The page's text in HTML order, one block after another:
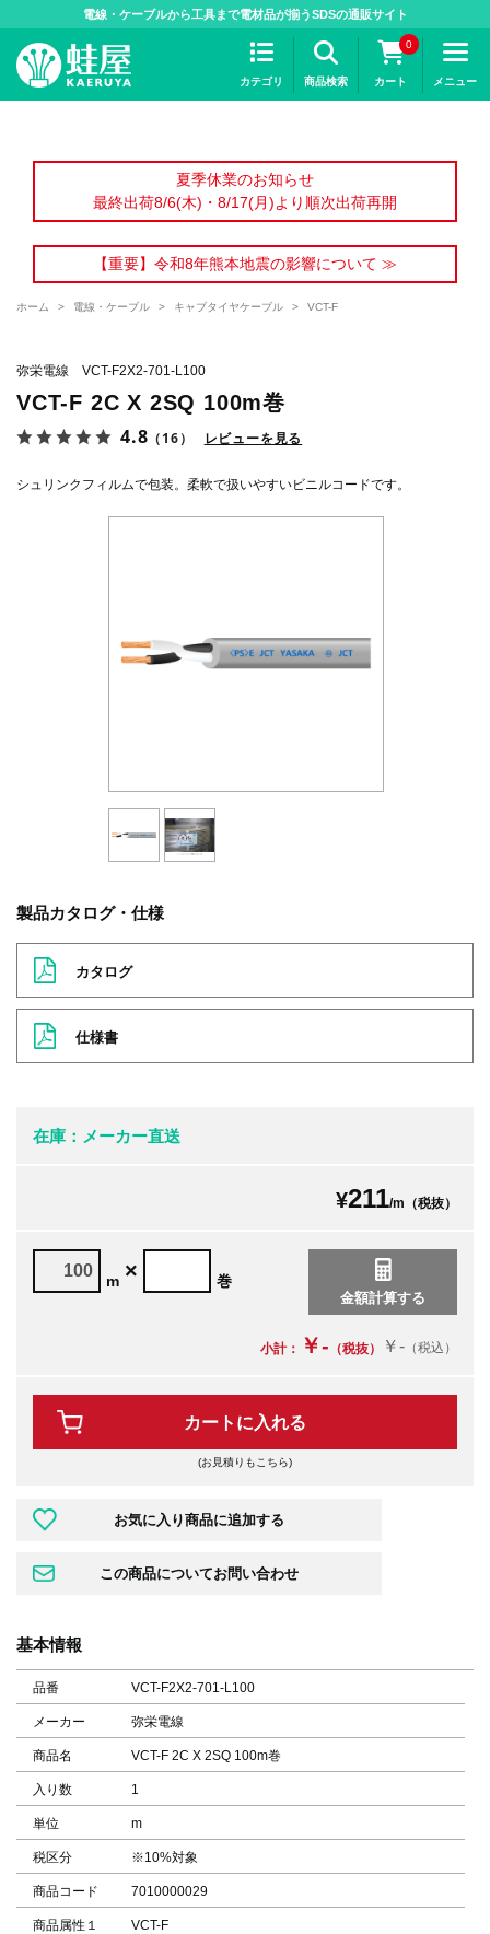
電線・ケーブルから工具まで電材品が揃うSDSの通販サイト
カテゴリ 商品検索
0
カート メニュー
夏季休業のお知らせ
最終出荷8/6(木)・8/17(月)より順次出荷再開
【重要】令和8年熊本地震の影響について ≫
ホーム > 電線・ケーブル > キャブタイヤケーブル > VCT-F
弥栄電線 VCT-F2X2-701-L100
VCT-F 2C X 2SQ 100m巻
4.8 （16） レビューを見る
シュリンクフィルムで包装。柔軟で扱いやすいビニルコードです。
製品カタログ・仕様
カタログ
仕様書
在庫：メーカー直送
¥211/m（税抜）
m × 巻
小計： ￥- （税抜） ￥- （税込）
カートに入れる
(お見積りもこちら)
基本情報
品番 VCT-F2X2-701-L100
メーカー 弥栄電線
商品名 VCT-F 2C X 2SQ 100m巻
入り数 1
単位 m
税区分 ※10%対象
商品コード 7010000029
商品属性１ VCT-F